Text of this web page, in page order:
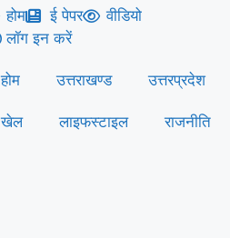
होम ई पेपर
वीडियो
लॉग इन करें
होम उत्तराखण्ड उत्तरप्रदेश
खेल लाइफस्‍टाइल राजनीति